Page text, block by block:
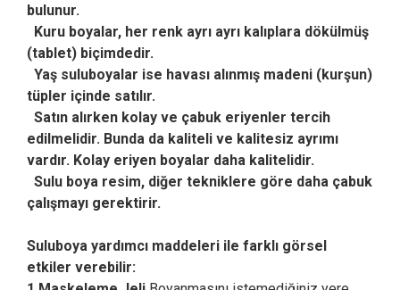
bulunur.
Kuru boyalar, her renk ayrı ayrı kalıplara dökülmüş
(tablet) biçimdedir.
Yaş suluboyalar ise havası alınmış madeni (kurşun)
tüpler içinde satılır.
Satın alırken kolay ve çabuk eriyenler tercih
edilmelidir. Bunda da kaliteli ve kalitesiz ayrımı
vardır. Kolay eriyen boyalar daha kalitelidir.
Sulu boya resim, diğer tekniklere göre daha çabuk
çalışmayı gerektirir.
Suluboya yardımcı maddeleri ile farklı görsel
etkiler verebilir: